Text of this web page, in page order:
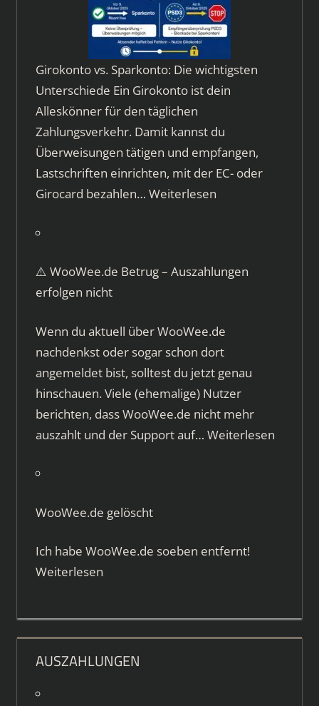
Girokonto vs. Sparkonto: Die wichtigsten
Unterschiede Ein Girokonto ist dein
Alleskönner für den täglichen
Zahlungsverkehr. Damit kannst du
Überweisungen tätigen und empfangen,
Lastschriften einrichten, mit der EC- oder
Girocard bezahlen… Weiterlesen
⚠️ WooWee.de Betrug – Auszahlungen
erfolgen nicht
Wenn du aktuell über WooWee.de
nachdenkst oder sogar schon dort
angemeldet bist, solltest du jetzt genau
hinschauen. Viele (ehemalige) Nutzer
berichten, dass WooWee.de nicht mehr
auszahlt und der Support auf… Weiterlesen
WooWee.de gelöscht
Ich habe WooWee.de soeben entfernt!
Weiterlesen
AUSZAHLUNGEN